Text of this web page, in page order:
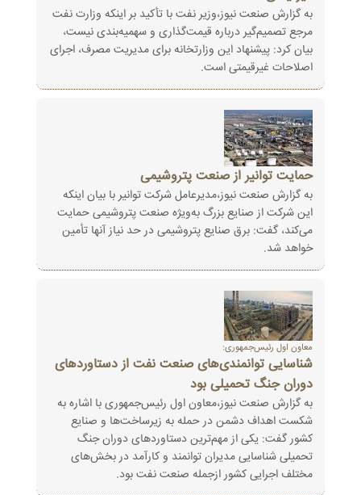
به گزارش صنعت نیوز،وزیر نفت با تأکید بر اینکه وزارت نفت
مرجع تصمیم‌گیر درباره قیمت‌گذاری و سهمیه‌بندی نیست،
بیان کرد: پیشنهاد این وزارتخانه برای مدیریت مصرف، اجرای
اصلاحات غیرقیمتی است.
حمایت توانیر از صنعت پتروشیمی
به گزارش صنعت نیوز،مدیرعامل شرکت توانیر با بیان اینکه
این شرکت از صنایع بزرگ به‌ویژه صنعت پتروشیمی حمایت
می‌کند، گفت: برق صنایع پتروشیمی در حد نیاز آنها تأمین
خواهد شد.
معاون اول رئیس‌جمهوری:
شناسایی توانمندی‌های صنعت نفت از دستاوردهای
دوران جنگ تحمیلی بود
به گزارش صنعت نیوز،معاون اول رئیس‌جمهوری با اشاره به
شکست اهداف دشمن در حمله به زیرساخت‌ها و صنایع
کشور گفت: یکی از مهم‌ترین دستاوردهای دوران جنگ
تحمیلی شناسایی مدیران توانمند و کارآمد در بخش‌های
مختلف اجرایی کشور ازجمله صنعت نفت بود.